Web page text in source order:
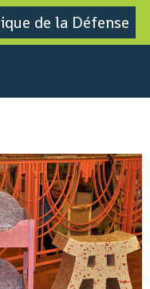
de la Défense